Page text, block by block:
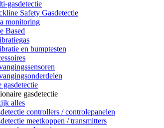
gasdetectie
Safety Gasdetectie
monitoring
Based
en bumptesten
gasdetectie
gasdetectie
alles
controllers / controlepanelen
meetkoppen / transmitters